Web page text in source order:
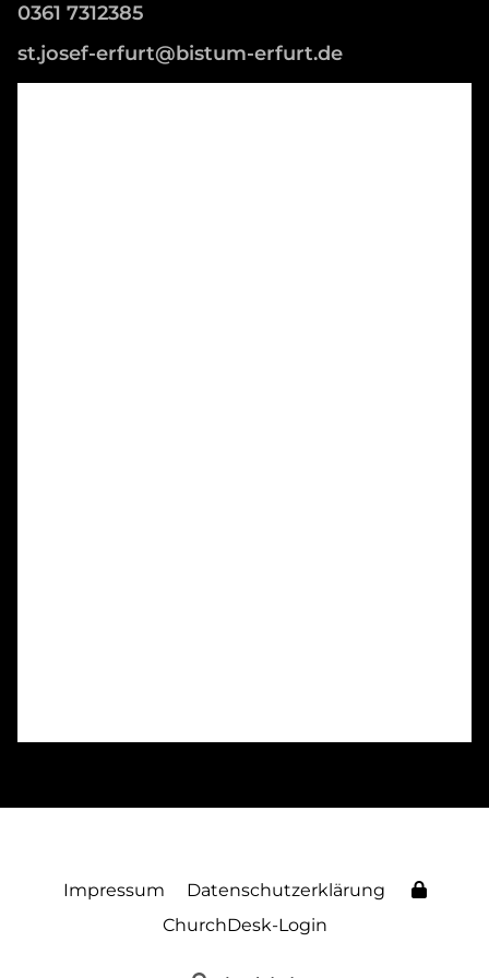
0361 7312385
st.josef-erfurt@bistum-erfurt.de
Impressum
Datenschutzerklärung
ChurchDesk-Login